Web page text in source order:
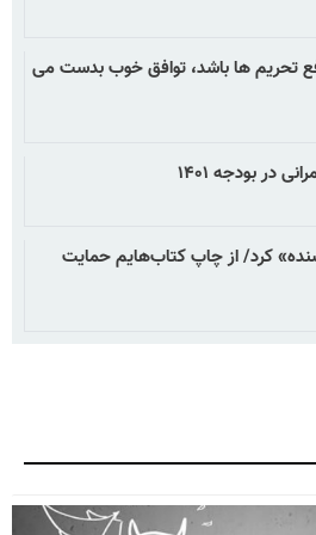
تحریم ها باشد، توافق خوب بدست می
بودجه ۱۴۰۱
کرد/ از چاپ کتاب‌هایم حمایت